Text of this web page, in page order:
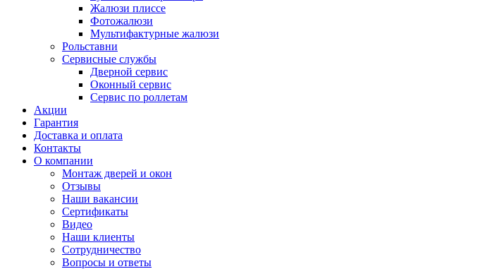
Жалюзи плиссе
Фотожалюзи
Мультифактурные жалюзи
Рольставни
Сервисные службы
Дверной сервис
Оконный сервис
Сервис по роллетам
Акции
Гарантия
Доставка и оплата
Контакты
О компании
Монтаж дверей и окон
Отзывы
Наши вакансии
Сертификаты
Видео
Наши клиенты
Сотрудничество
Вопросы и ответы